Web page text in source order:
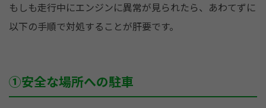
もしも走行中にエンジンに異常が見られたら、あわてずに
以下の手順で対処することが肝要です。
①安全な場所への駐車